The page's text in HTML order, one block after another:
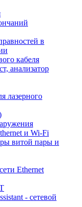
в
кабеля
анализатор
лазерного
и Wi-Fi
витой пары и
Ethernet
- сетевой